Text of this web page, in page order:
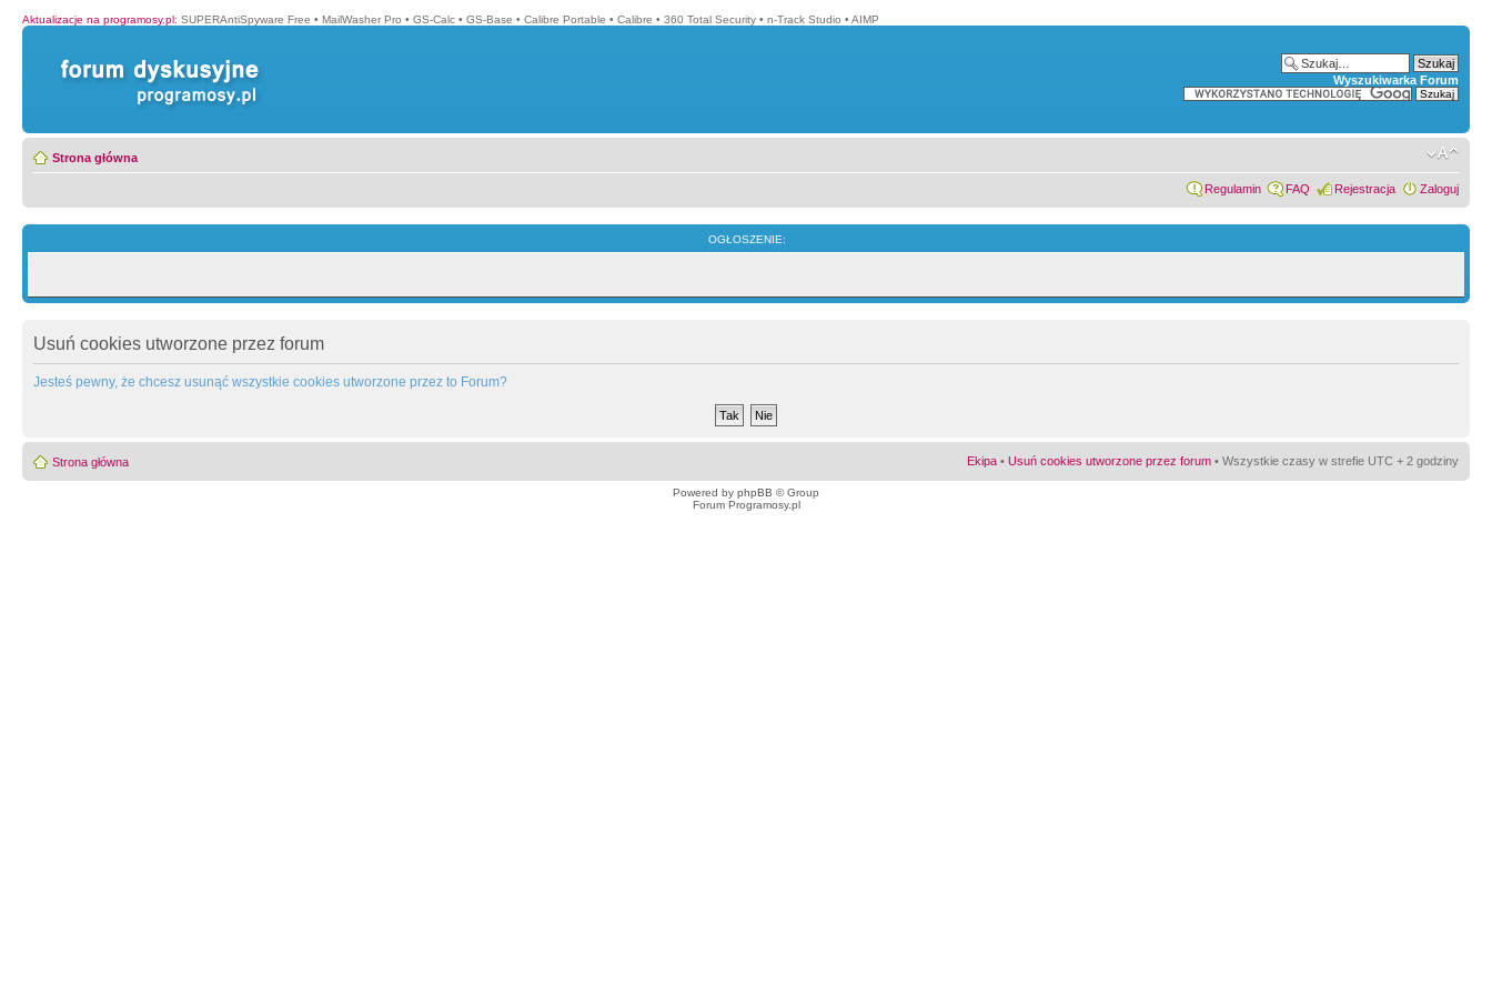
Aktualizacje na programosy.pl: SUPERAntiSpyware Free • MailWasher Pro • GS-Calc • GS-Base • Calibre Portable • Calibre • 360 Total Security • n-Track Studio • AIMP
Wyszukiwarka Forum
Strona główna
Regulamin FAQ Rejestracja Zaloguj
OGŁOSZENIE:
Usuń cookies utworzone przez forum
Jesteś pewny, że chcesz usunąć wszystkie cookies utworzone przez to Forum?
Strona główna Ekipa • Usuń cookies utworzone przez forum • Wszystkie czasy w strefie UTC + 2 godziny
Powered by phpBB © Group
Forum Programosy.pl